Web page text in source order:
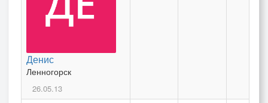
Денис
Ленногорск
26.05.13